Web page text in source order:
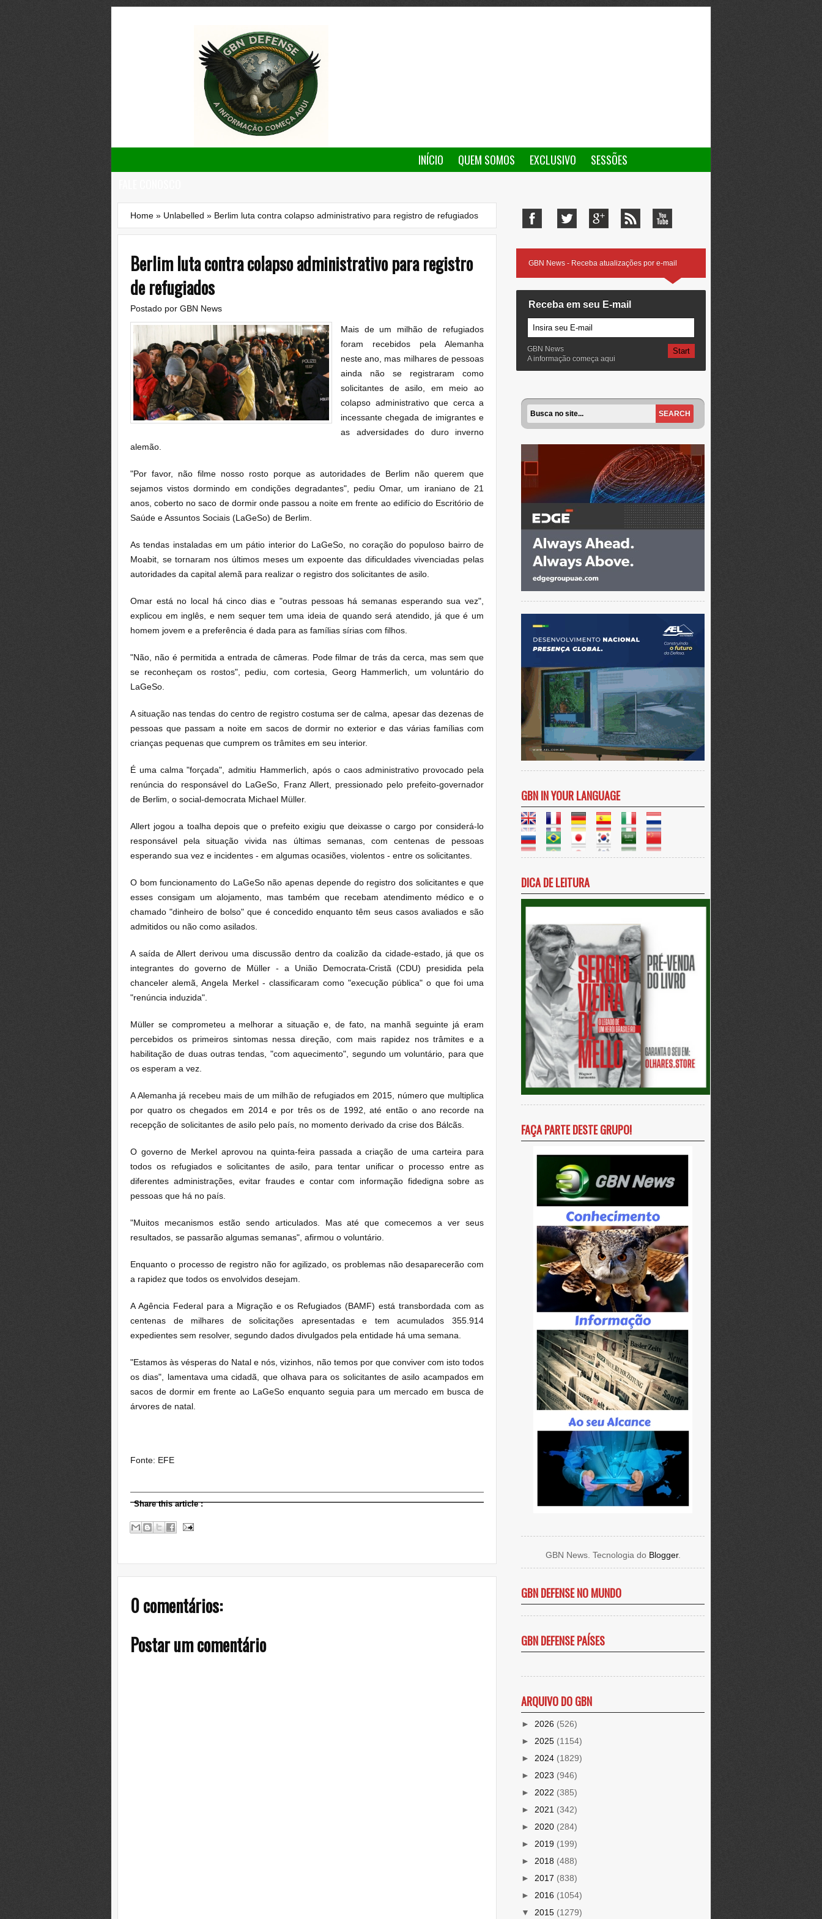
INÍCIO QUEM SOMOS EXCLUSIVO
SESSÕES
Home » Unlabelled » Berlim luta contra colapso administrativo para registro de refugiados
Berlim luta contra colapso administrativo para registro
de refugiados
Postado por GBN News
Mais de um milhão de refugiados
foram recebidos pela Alemanha
neste ano, mas milhares de pessoas
ainda não se registraram como
solicitantes de asilo, em meio ao
colapso administrativo que cerca a
incessante chegada de imigrantes e
as adversidades do duro inverno
alemão.
"Por favor, não filme nosso rosto porque as autoridades de Berlim não querem que
sejamos vistos dormindo em condições degradantes", pediu Omar, um iraniano de 21
anos, coberto no saco de dormir onde passou a noite em frente ao edifício do Escritório de
Saúde e Assuntos Sociais (LaGeSo) de Berlim.
As tendas instaladas em um pátio interior do LaGeSo, no coração do populoso bairro de
Moabit, se tornaram nos últimos meses um expoente das dificuldades vivenciadas pelas
autoridades da capital alemã para realizar o registro dos solicitantes de asilo.
Omar está no local há cinco dias e "outras pessoas há semanas esperando sua vez",
explicou em inglês, e nem sequer tem uma ideia de quando será atendido, já que é um
homem jovem e a preferência é dada para as famílias sírias com filhos.
"Não, não é permitida a entrada de câmeras. Pode filmar de trás da cerca, mas sem que
se reconheçam os rostos", pediu, com cortesia, Georg Hammerlich, um voluntário do
LaGeSo.
A situação nas tendas do centro de registro costuma ser de calma, apesar das dezenas de
pessoas que passam a noite em sacos de dormir no exterior e das várias famílias com
crianças pequenas que cumprem os trâmites em seu interior.
É uma calma "forçada", admitiu Hammerlich, após o caos administrativo provocado pela
renúncia do responsável do LaGeSo, Franz Allert, pressionado pelo prefeito-governador
de Berlim, o social-democrata Michael Müller.
Allert jogou a toalha depois que o prefeito exigiu que deixasse o cargo por considerá-lo
responsável pela situação vivida nas últimas semanas, com centenas de pessoas
esperando sua vez e incidentes - em algumas ocasiões, violentos - entre os solicitantes.
O bom funcionamento do LaGeSo não apenas depende do registro dos solicitantes e que
esses consigam um alojamento, mas também que recebam atendimento médico e o
chamado "dinheiro de bolso" que é concedido enquanto têm seus casos avaliados e são
admitidos ou não como asilados.
A saída de Allert derivou uma discussão dentro da coalizão da cidade-estado, já que os
integrantes do governo de Müller - a União Democrata-Cristã (CDU) presidida pela
chanceler alemã, Angela Merkel - classificaram como "execução pública" o que foi uma
"renúncia induzida".
Müller se comprometeu a melhorar a situação e, de fato, na manhã seguinte já eram
percebidos os primeiros sintomas nessa direção, com mais rapidez nos trâmites e a
habilitação de duas outras tendas, "com aquecimento", segundo um voluntário, para que
os esperam a vez.
A Alemanha já recebeu mais de um milhão de refugiados em 2015, número que multiplica
por quatro os chegados em 2014 e por três os de 1992, até então o ano recorde na
recepção de solicitantes de asilo pelo país, no momento derivado da crise dos Bálcãs.
O governo de Merkel aprovou na quinta-feira passada a criação de uma carteira para
todos os refugiados e solicitantes de asilo, para tentar unificar o processo entre as
diferentes administrações, evitar fraudes e contar com informação fidedigna sobre as
pessoas que há no país.
"Muitos mecanismos estão sendo articulados. Mas até que comecemos a ver seus
resultados, se passarão algumas semanas", afirmou o voluntário.
Enquanto o processo de registro não for agilizado, os problemas não desaparecerão com
a rapidez que todos os envolvidos desejam.
A Agência Federal para a Migração e os Refugiados (BAMF) está transbordada com as
centenas de milhares de solicitações apresentadas e tem acumulados 355.914
expedientes sem resolver, segundo dados divulgados pela entidade há uma semana.
"Estamos às vésperas do Natal e nós, vizinhos, não temos por que conviver com isto todos
os dias", lamentava uma cidadã, que olhava para os solicitantes de asilo acampados em
sacos de dormir em frente ao LaGeSo enquanto seguia para um mercado em busca de
árvores de natal.
Fonte: EFE
Share this article:
0 comentários:
Postar um comentário
GBN News - Receba atualizações por e-mail
Receba em seu E-mail
GBN News
A informação começa aqui
GBN IN YOUR LANGUAGE
DICA DE LEITURA
FAÇA PARTE DESTE GRUPO!
GBN News. Tecnologia do Blogger.
GBN DEFENSE NO MUNDO
GBN DEFENSE PAÍSES
ARQUIVO DO GBN
► 2026 (526)
► 2025 (1154)
► 2024 (1829)
► 2023 (946)
► 2022 (385)
► 2021 (342)
► 2020 (284)
► 2019 (199)
► 2018 (488)
► 2017 (838)
► 2016 (1054)
▼ 2015 (1279)